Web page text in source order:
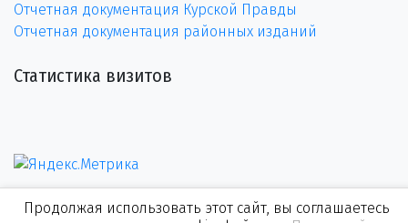
Отчетная документация Курской Правды
Отчетная документация районных изданий
Статистика визитов
Продолжая использовать этот сайт, вы соглашаетесь